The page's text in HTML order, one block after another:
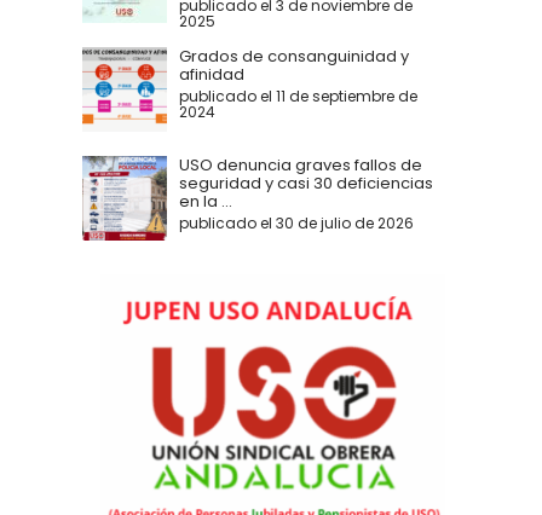
publicado el 3 de noviembre de
2025
Grados de consanguinidad y
afinidad
publicado el 11 de septiembre de
2024
USO denuncia graves fallos de
seguridad y casi 30 deficiencias
en la ...
publicado el 30 de julio de 2026